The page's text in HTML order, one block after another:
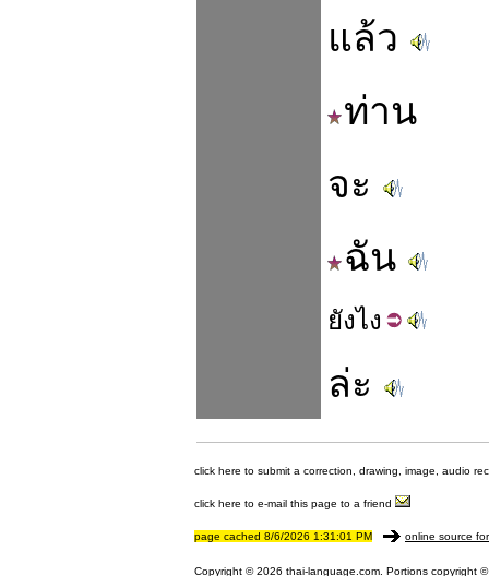
แล้ว
ท่าน
จะ
ฉัน
ยังไง
ล่ะ
click here to submit a correction, drawing, image, audio
click here to e-mail this page to a friend
page cached 8/6/2026 1:31:01 PM online source
Copyright © 2026 thai-language.com. Portions copyright